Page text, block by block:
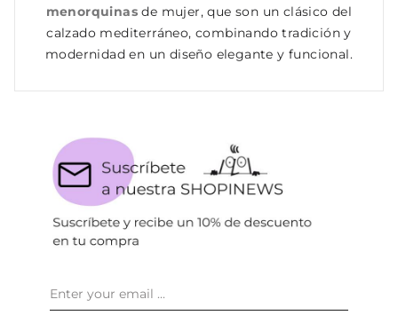
menorquinas de mujer, que son un clásico del
calzado mediterráneo, combinando tradición y
modernidad en un diseño elegante y funcional.